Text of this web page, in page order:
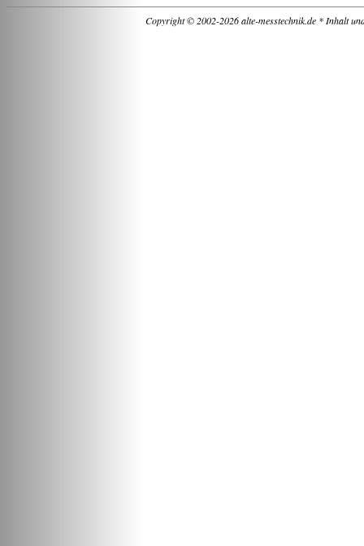
Copyright © 2002-2026 alte-messtechnik.de * Inhalt